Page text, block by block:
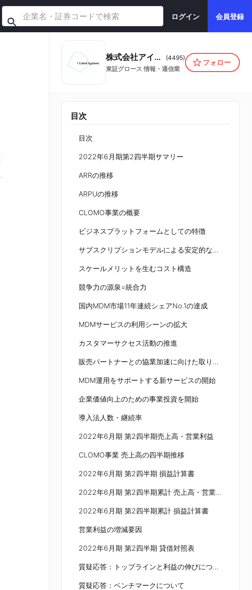
ログイン 会員登録
株式会社アイキューブドシステムズ (4495)
東証グロース 情報・通信業
フォロー
目次
目次
2022年6月期第2四半期サマリー
ARRの推移
ARPUの推移
CLOMO事業の概要
ビジネスプラットフォームとしての特徴
サブスクリプションモデルによる安定的な収益基盤
スケールメリットを生むコスト構造
競争力の源泉=統合力
国内MDM市場11年連続シェアNo.1の達成
MDMサービスの利用シーンの拡大
カスタマーサクセス活動の推進
販売パートナーとの協業加速に向けた取り組み
MDM運用をサポートする新サービスの開始
企業価値向上のための事業投資を開始
導入法人数・継続率
2022年6月期 第2四半期売上高・営業利益
CLOMO事業 売上高の四半期推移
2022年6月期 第2四半期 損益計算書
2022年6月期 第2四半期累計 売上高・営業利益
2022年6月期 第2四半期累計 損益計算書
営業利益の増減要因
2022年6月期 第2四半期 貸借対照表
質疑応答：トップラインと利益の伸びについて
質疑応答：ベンチマークについて